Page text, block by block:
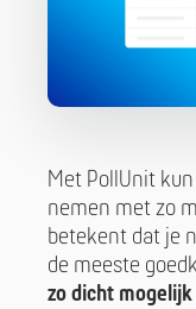
Met PollUnit
nemen met zo
betekent dat je
de meeste
zo dicht